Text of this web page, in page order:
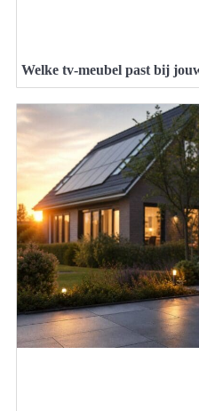
Welke tv-meubel past bij